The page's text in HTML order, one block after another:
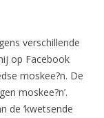
verschillende
op Facebook
moskee?n. De
moskee?n’.
de ‘kwetsende